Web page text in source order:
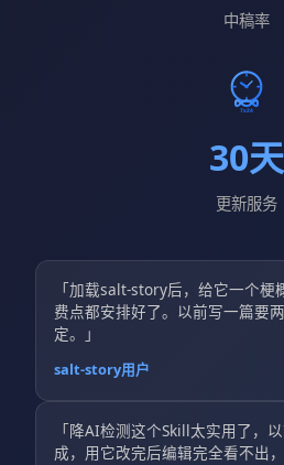
中稿率
30天
更新服务
「加载salt-story后，给它一个梗
费点都安排好了。以前写一篇要
定。」
salt-story用户
「降AI检测这个Skill太实用了，
成，用它改完后编辑完全看不出，